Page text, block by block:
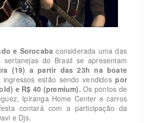
e Sorocaba considerada uma das
sertanejas do Brasil se apresentam
(19) a partir das 23h na boate
ingressos estão sendo vendidospor
e R$ 40 (premium). Os pontos de
Ipiranga Home Center e carros
contará com a participação da
e Djs.